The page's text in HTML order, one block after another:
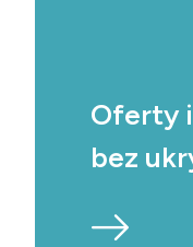
Oferty
bez